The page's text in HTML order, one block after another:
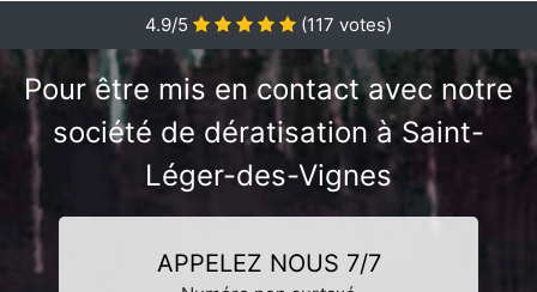
4.9/5
(117 votes)
Pour être mis en contact avec notre
société de dératisation à Saint-
Léger-des-Vignes
APPELEZ NOUS 7/7